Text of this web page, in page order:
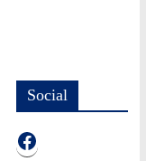
Social
TB auf Facebook